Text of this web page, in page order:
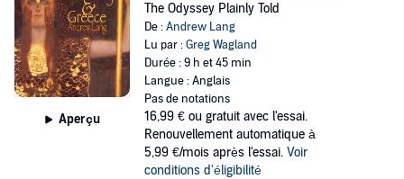
Aperçu
The Odyssey Plainly Told
De :Andrew Lang
Lu par :Greg Wagland
Durée : 9 h et 45 min
Langue : Anglais
Pas de notations
16,99 € ou gratuit avec l'essai.
Renouvellement automatique à
5,99 €/mois après l'essai. Voir
conditions d'éligibilité